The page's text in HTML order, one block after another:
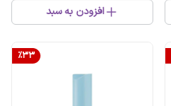
افزودن به سبد
%33